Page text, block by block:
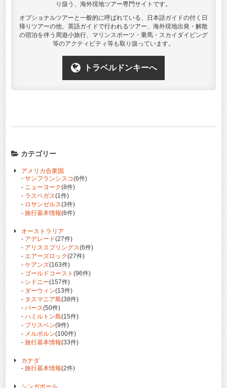
り扱う、海外現地ツアー専門サイトです。
オプショナルツアーと一般的に呼ばれている、日本語ガイドの付く日
帰りツアーの他、英語ガイドで行われるツアー、海外現地出発・解散
の宿泊を伴う周遊小旅行、マリンスポーツ・乗馬・スカイダイビング
等のアクティビティ等も取り扱っています。
トラベルドンキーへ
カテゴリー
アメリカ合衆国
- サンフランシスコ(6件)
- ニューヨーク(8件)
- ラスベガス(1件)
- ロサンゼルス(3件)
- 旅行基本情報(6件)
オーストラリア
- アデレード(27件)
- アリススプリングス(6件)
- エアーズロック(27件)
- ケアンズ(163件)
- ゴールドコースト (96件)
- シドニー(157件)
- ダーウィン(13件)
- タスマニア島(38件)
- パース(50件)
- ハミルトン島(15件)
- ブリスベン(9件)
- メルボルン(100件)
- 旅行基本情報(33件)
カナダ
- 旅行基本情報(2件)